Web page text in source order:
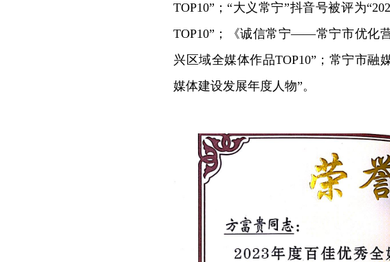
TOP10”；“大义常宁”抖音号被评为
TOP10”；
《诚信常宁——常宁市优化
兴区域全媒体作品TOP10”； 常宁市融
媒体建设发展年度人物”。